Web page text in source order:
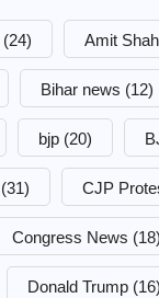
(24) Amit Shah
Bihar news (12)
bjp (20)
(31) CJP
Congress News (18)
Donald Trump (16)